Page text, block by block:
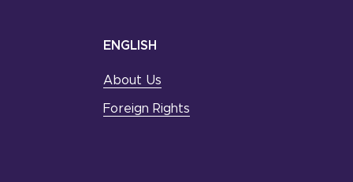
ENGLISH
About Us
Foreign Rights